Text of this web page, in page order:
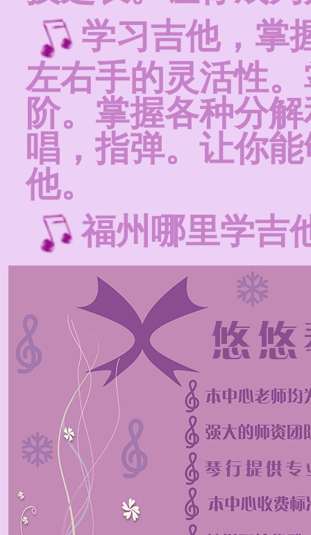
学习吉他，掌
左右手的灵活性
阶。掌握各种分
唱，指弹。让你
他。
福州哪里学吉